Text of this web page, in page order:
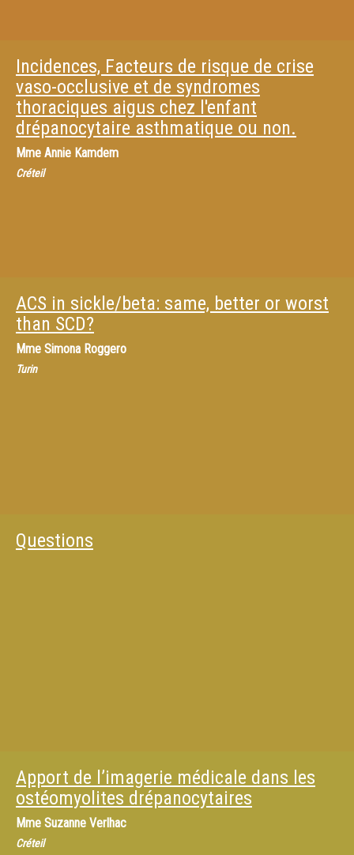
Incidences, Facteurs de risque de crise
vaso-occlusive et de syndromes
thoraciques aigus chez l'enfant
drépanocytaire asthmatique ou non.
Mme Annie Kamdem
Créteil
ACS in sickle/beta: same, better or worst
than SCD?
Mme Simona Roggero
Turin
Questions
Apport de l’imagerie médicale dans les
ostéomyolites drépanocytaires
Mme Suzanne Verlhac
Créteil